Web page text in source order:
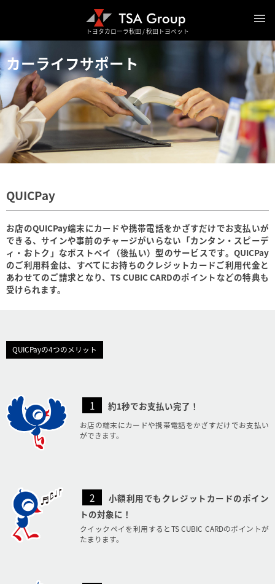
トヨタカローラ秋田 / 秋田トヨペット
カーライフサポート
QUICPay
お店のQUICPay端末にカードや携帯電話をかざすだけでお支払いが
できる、サインや事前のチャージがいらない「カンタン・スピーデ
ィ・おトク」なポストペイ（後払い）型のサービスです。 QUICPay
のご利用料金は、すべてにお持ちのクレジットカードご利用代金と
あわせてのご請求となり、TS CUBIC CARDのポイントなどの特典も
受けられます。
QUICPayの4つのメリット
1 約1秒でお支払い完了！
お店の端末にカードや携帯電話をかざすだけでお支払い
ができます。
2
小額利用でもクレジットカードのポイン
トの対象に！
クイックペイを利用するとTS CUBIC CARDのポイントが
たまります。